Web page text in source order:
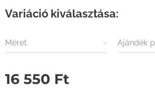
Variáció kiválasztása:
Méret Ajándék
16 550 Ft